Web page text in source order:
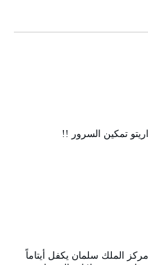
اريتو تمكين السرور !!
مركز الملك سلمان يكفل أيتاماً